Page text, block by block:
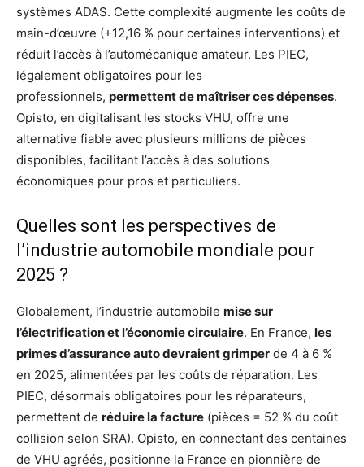
systèmes ADAS. Cette complexité augmente les coûts de
main-d’œuvre (+12,16 % pour certaines interventions) et
réduit l’accès à l’automécanique amateur. Les PIEC,
légalement obligatoires pour les
professionnels, permettent de maîtriser ces dépenses.
Opisto, en digitalisant les stocks VHU, offre une
alternative fiable avec plusieurs millions de pièces
disponibles, facilitant l’accès à des solutions
économiques pour pros et particuliers.
Quelles sont les perspectives de
l’industrie automobile mondiale pour
2025 ?
Globalement, l’industrie automobile mise sur
l’électrification et l’économie circulaire. En France, les
primes d’assurance auto devraient grimper de 4 à 6 %
en 2025, alimentées par les coûts de réparation. Les
PIEC, désormais obligatoires pour les réparateurs,
permettent de réduire la facture (pièces = 52 % du coût
collision selon SRA). Opisto, en connectant des centaines
de VHU agréés, positionne la France en pionnière de